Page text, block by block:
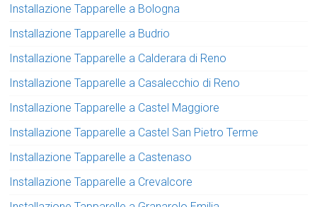
Installazione Tapparelle a Bologna
Installazione Tapparelle a Budrio
Installazione Tapparelle a Calderara di Reno
Installazione Tapparelle a Casalecchio di Reno
Installazione Tapparelle a Castel Maggiore
Installazione Tapparelle a Castel San Pietro Terme
Installazione Tapparelle a Castenaso
Installazione Tapparelle a Crevalcore